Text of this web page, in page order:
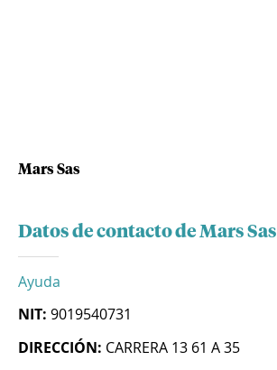
Mars Sas
Datos de contacto de Mars Sas
Ayuda
NIT: 9019540731
DIRECCIÓN: CARRERA 13 61 A 35